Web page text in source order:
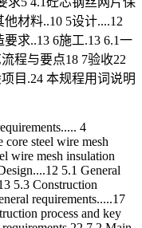
材料..10 5设计....12
求..13 6施工.13 6.1一
程与要点18 7验收22
目.24 本规程用词说明
4
core steel wire mesh
wire mesh insulation
5.1 General
5.3 Construction
requirements.....17
process and key